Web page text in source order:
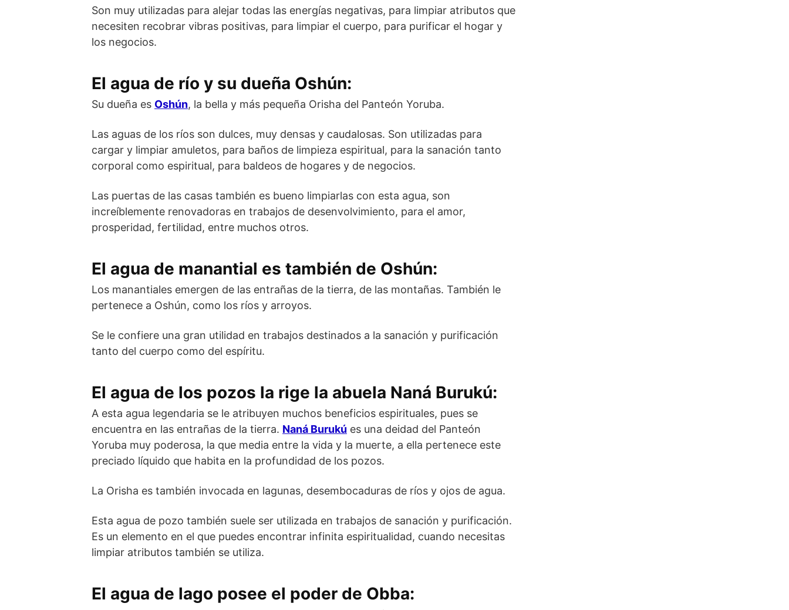
Son muy utilizadas para alejar todas las energías negativas, para limpiar atributos que
necesiten recobrar vibras positivas, para limpiar el cuerpo, para purificar el hogar y
los negocios.
El agua de río y su dueña Oshún:
Su dueña es Oshún, la bella y más pequeña Orisha del Panteón Yoruba.
Las aguas de los ríos son dulces, muy densas y caudalosas. Son utilizadas para
cargar y limpiar amuletos, para baños de limpieza espiritual, para la sanación tanto
corporal como espiritual, para baldeos de hogares y de negocios.
Las puertas de las casas también es bueno limpiarlas con esta agua, son
increíblemente renovadoras en trabajos de desenvolvimiento, para el amor,
prosperidad, fertilidad, entre muchos otros.
El agua de manantial es también de Oshún:
Los manantiales emergen de las entrañas de la tierra, de las montañas. También le
pertenece a Oshún, como los ríos y arroyos.
Se le confiere una gran utilidad en trabajos destinados a la sanación y purificación
tanto del cuerpo como del espíritu.
El agua de los pozos la rige la abuela Naná Burukú:
A esta agua legendaria se le atribuyen muchos beneficios espirituales, pues se
encuentra en las entrañas de la tierra. Naná Burukú es una deidad del Panteón
Yoruba muy poderosa, la que media entre la vida y la muerte, a ella pertenece este
preciado líquido que habita en la profundidad de los pozos.
La Orisha es también invocada en lagunas, desembocaduras de ríos y ojos de agua.
Esta agua de pozo también suele ser utilizada en trabajos de sanación y purificación.
Es un elemento en el que puedes encontrar infinita espiritualidad, cuando necesitas
limpiar atributos también se utiliza.
El agua de lago posee el poder de Obba: